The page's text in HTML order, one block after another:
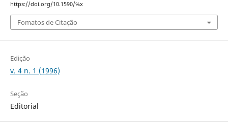
https://doi.org/10.1590/%x
Fomatos de Citação
Edição
v. 4 n. 1 (1996)
Seção
Editorial